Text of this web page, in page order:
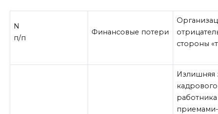
N
п/п
Финансовые потери
стороны
Излишняя
кадрового
работника